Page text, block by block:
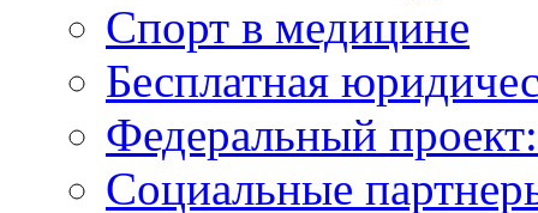
Спорт в медицине
Бесплатная
Федеральный
Социальные